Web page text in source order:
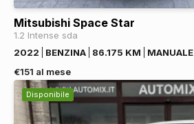
Mitsubishi Space Star
1.2 Intense sda
2022
BENZINA 86.175 KM
MANUALE
€151 al mese
Disponibile